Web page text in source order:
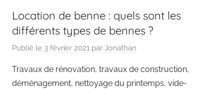
Location de benne : quels sont les
différents types de bennes ?
Publié le 3 février 2021 par Jonathan
Travaux de rénovation, travaux de construction,
déménagement, nettoyage du printemps, vide-